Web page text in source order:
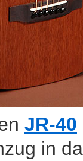
JR-40
in